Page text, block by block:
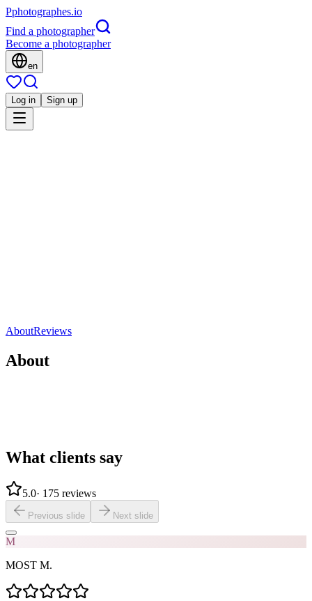
Pphotographes.io
Find a photographer
Become a photographer
en
Log in Sign up
Share
AboutReviews
About
What clients say
5.0· 175 reviews
Previous slide Next slide
M
MOST M.